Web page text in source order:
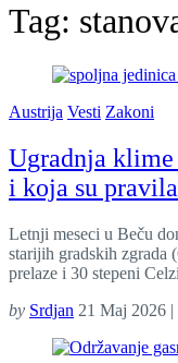
Tag:
Austrija Vesti Zakoni
Ugradnja
i koja su
Letnji meseci u Beču
starijih gradskih zgrada
prelaze i 30 stepeni
by Srdjan 21 Maj 2026 |